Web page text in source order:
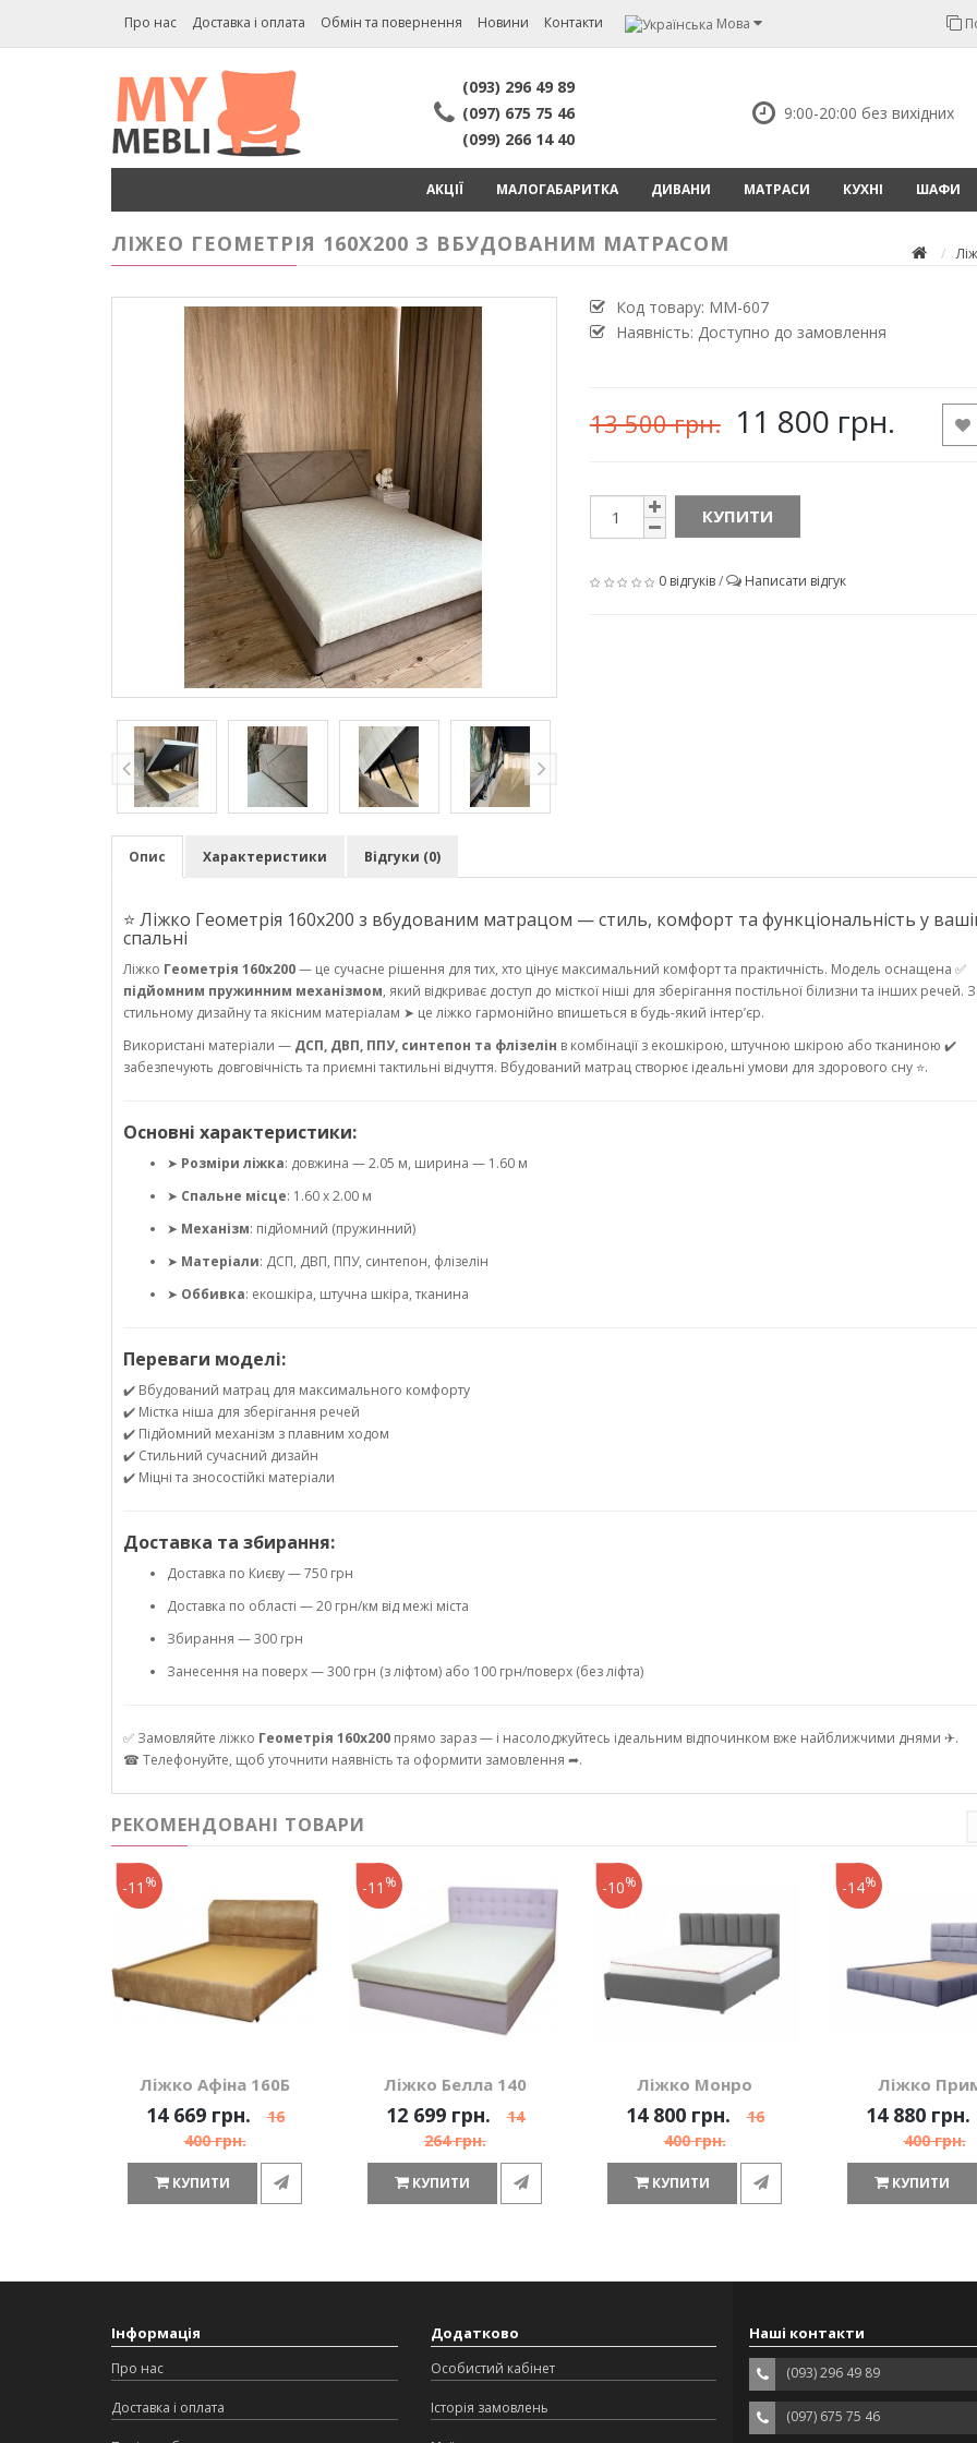
Про нас Доставка і оплата Обмін та повернення Новини Контакти Мова
(093) 296 49 89
(097) 675 75 46
(099) 266 14 40
9:00-20:00 без вихідних
АКЦІЇ МАЛОГАБАРИТКА ДИВАНИ МАТРАСИ КУХНІ ШАФИ
ЛІЖЕО ГЕОМЕТРІЯ 160Х200 З ВБУДОВАНИМ МАТРАСОМ
Код товару: MM-607
Наявність: Доступно до замовлення
13 500 грн. 11 800 грн.
КУПИТИ
0 відгуків/ Написати відгук
Опис Характеристики Відгуки (0)
⭐ Ліжко Геометрія 160х200 з вбудованим матрацом — стиль, комфорт та функціональність у
спальні
Ліжко Геометрія 160х200— це сучасне рішення для тих, хто цінує максимальний комфорт та практичність. Модель оснащена ✅
підйомним пружинним механізмом, який відкриває доступ до місткої ніші для зберігання постільної білизни та інших речей.
стильному дизайну та якісним матеріалам ➤ це ліжко гармонійно впишеться в будь-який інтер’єр.
Використані матеріали — ДСП, ДВП, ППУ, синтепон та флізелін в комбінації з екошкірою, штучною шкірою або тканиною ✔️
забезпечують довговічність та приємні тактильні відчуття. Вбудований матрац створює ідеальні умови для здорового сну ⭐.
Основні характеристики:
➤ Розміри ліжка: довжина — 2.05 м, ширина — 1.60 м
➤ Спальне місце: 1.60 х 2.00 м
➤ Механізм: підйомний (пружинний)
➤ Матеріали: ДСП, ДВП, ППУ, синтепон, флізелін
➤ Оббивка: екошкіра, штучна шкіра, тканина
Переваги моделі:
✔️ Вбудований матрац для максимального комфорту
✔️ Містка ніша для зберігання речей
✔️ Підйомний механізм з плавним ходом
✔️ Стильний сучасний дизайн
✔️ Міцні та зносостійкі матеріали
Доставка та збирання:
Доставка по Києву — 750 грн
Доставка по області — 20 грн/км від межі міста
Збирання — 300 грн
Занесення на поверх — 300 грн (з ліфтом) або 100 грн/поверх (без ліфта)
✅ Замовляйте ліжко Геометрія 160х200 прямо зараз — і насолоджуйтесь ідеальним відпочинком вже найближчими днями ✈.
☎ Телефонуйте, щоб уточнити наявність та оформити замовлення ➦.
РЕКОМЕНДОВАНІ ТОВАРИ
Лiжко Афiна 160Б
14 669 грн.
16
400 грн.
-11 %
КУПИТИ
Лiжко Белла 140
12 699 грн.
14
264 грн.
-11 %
КУПИТИ
Ліжко Монро
14 800 грн.
16
400 грн.
-10%
КУПИТИ
Ліжко
14 880 грн.
400 грн.
-14%
КУПИТИ
Інформація
Про нас
Доставка і оплата
Додатково
Особистий кабінет
Історія замовлень
Наші контакти
(093) 296 49 89
(097) 675 75 46